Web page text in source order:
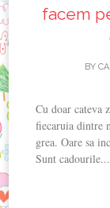
facem
BY
Cu doar cateva
fiecaruia dintre
grea. Oare sa
Sunt cadourile...